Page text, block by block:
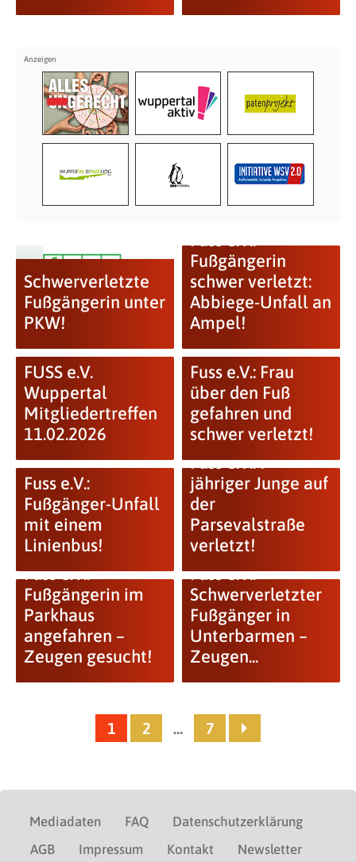
Schwerverletzte
Fußgängerin unter
PKW!
Fußgängerin
schwer verletzt:
Abbiege-Unfall an
Ampel!
FUSS e.V.
Wuppertal
Mitgliedertreffen
11.02.2026
Fuss e.V.: Frau
über den Fuß
gefahren und
schwer verletzt!
Fuss e.V.:
Fußgänger-Unfall
mit einem
Linienbus!
Fuss e.V.: 7-
jähriger Junge auf
der
Parsevalstraße
verletzt!
Fuss e.V.:
Fußgängerin im
Parkhaus
angefahren –
Zeugen gesucht!
Fuss e.V.:
Schwerverletzter
Fußgänger in
Unterbarmen –
Zeugen...
1 2 … 7
Mediadaten FAQ
Datenschutzerklärung
AGB
Impressum Kontakt Newsletter